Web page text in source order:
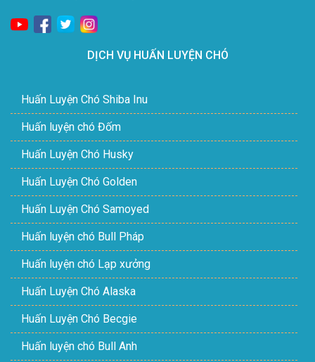
DỊCH VỤ HUẤN LUYỆN CHÓ
Huấn Luyện Chó Shiba Inu
Huấn luyện chó Đốm
Huấn Luyện Chó Husky
Huấn Luyện Chó Golden
Huấn Luyện Chó Samoyed
Huấn luyện chó Bull Pháp
Huấn luyện chó Lạp xưởng
Huấn Luyện Chó Alaska
Huấn Luyện Chó Becgie
Huấn luyện chó Bull Anh